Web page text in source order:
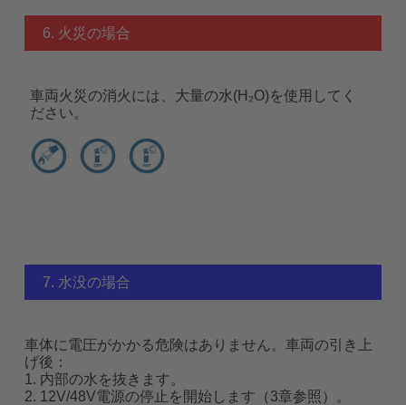
6. 火災の場合
車両火災の消火には、大量の水(H₂O)を使用してく
ださい。
7. 水没の場合
車体に電圧がかかる危険はありません。車両の引き上
げ後：
1. 内部の水を抜きます。
2. 12V/48V電源の停止を開始します（3章参照）。